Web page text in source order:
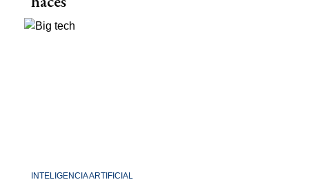
INTELIGENCIA ARTIFICIAL